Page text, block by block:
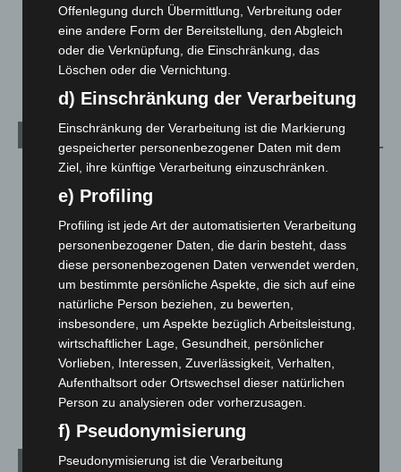
Anklage nach Abschaltung von „Archetyp Market“ erhoben
3. August 2026
Kategorien
Blaulicht
Corona-News
Hannover und Region
5.037
Langenhagen und Ortsteile
3.250
Leserbriefe
Menschen
Über uns
Veranstaltungen
1.270
Archiv
Offenlegung durch Übermittlung, Verbreitung oder
eine andere Form der Bereitstellung, den Abgleich
oder die Verknüpfung, die Einschränkung, das
Löschen oder die Vernichtung.
d) Einschränkung der Verarbeitung
Einschränkung der Verarbeitung ist die Markierung
gespeicherter personenbezogener Daten mit dem
Ziel, ihre künftige Verarbeitung einzuschränken.
e) Profiling
Profiling ist jede Art der automatisierten Verarbeitung
personenbezogener Daten, die darin besteht, dass
diese personenbezogenen Daten verwendet werden,
um bestimmte persönliche Aspekte, die sich auf eine
natürliche Person beziehen, zu bewerten,
insbesondere, um Aspekte bezüglich Arbeitsleistung,
wirtschaftlicher Lage, Gesundheit, persönlicher
Vorlieben, Interessen, Zuverlässigkeit, Verhalten,
Aufenthaltsort oder Ortswechsel dieser natürlichen
Person zu analysieren oder vorherzusagen.
f) Pseudonymisierung
Pseudonymisierung ist die Verarbeitung